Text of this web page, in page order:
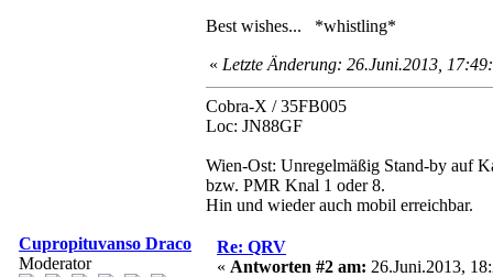
Best wishes... *whistling*
« Letzte Änderung: 26.Juni.2013,
Cobra-X / 35FB005
Loc: JN88GF
Wien-Ost: Unregelmäßig Stand-by auf
bzw. PMR Knal 1 oder 8.
Hin und wieder auch mobil erreichbar.
Cupropituvanso Draco
Moderator
Re: QRV
« Antworten #2 am: 26.Juni.2013,